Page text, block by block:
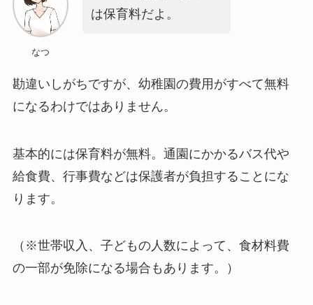
なつ
は保育料だよ。
勘違いしがちですが、 幼稚園の費用がすべて無料
になるわけではありません。
基本的には保育料が無料。通園にかかるバス代や
給食費、行事費などは保護者が負担する ことにな
ります。
（※世帯収入、子どもの人数によって、食材料費
の一部が免除になる場合もあります。）